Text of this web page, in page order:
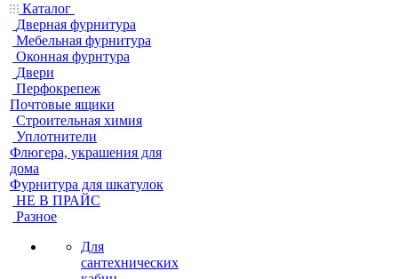
Каталог
Дверная фурнитура
Мебельная фурнитура
Оконная фурнтура
Двери
Перфокрепеж
Почтовые ящики
Строительная химия
Уплотнители
Флюгера, украшения для
дома
Фурнитура для шкатулок
НЕ В ПРАЙС
Разное
Для
сантехнических